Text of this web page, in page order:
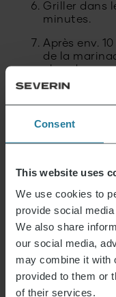
Consent
This website uses
We use cookies to
provide social
We also share
our social media,
may combine it with
provided to them or
of their services.
Griller dans
minutes.
Après env.
de la
chauds.
C’est ce